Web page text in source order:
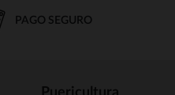
PAGO SEGURO